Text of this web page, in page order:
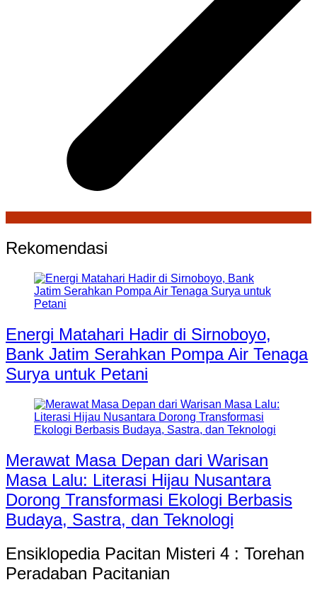
Rekomendasi
Energi Matahari Hadir di Sirnoboyo,
Bank Jatim Serahkan Pompa Air Tenaga
Surya untuk Petani
Merawat Masa Depan dari Warisan
Masa Lalu: Literasi Hijau Nusantara
Dorong Transformasi Ekologi Berbasis
Budaya, Sastra, dan Teknologi
Ensiklopedia Pacitan Misteri 4 : Torehan
Peradaban Pacitanian